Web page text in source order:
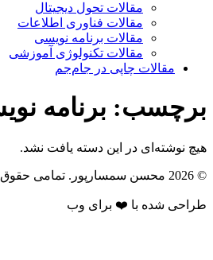
مقالات تحول دیجیتال
مقالات فناوری اطلاعات
مقالات برنامه نویسی
مقالات تکنولوژی آموزشی
مقالات چاپی در جام‌جم
برچسب: برنامه
هیچ نوشته‌ای در این دسته یافت نشد.
© 2026 محسن سمسارپور. تمامی حقوق محفوظ است.
طراحی شده با ❤️ برای وب